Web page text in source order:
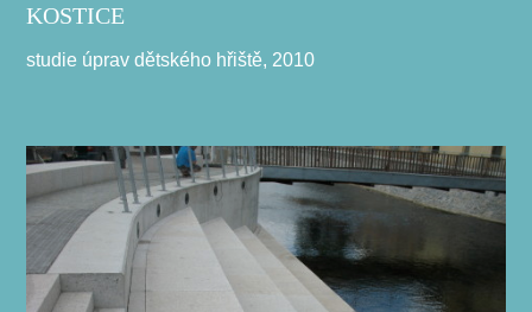
KOSTICE
studie úprav dětského hřiště, 2010